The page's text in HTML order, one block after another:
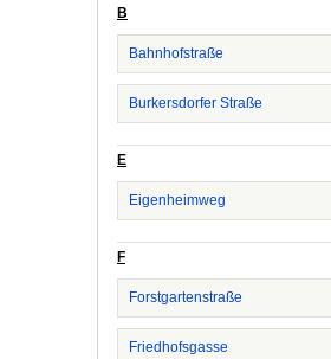
B
Bahnhofstraße
Burkersdorfer Straße
E
Eigenheimweg
F
Forstgartenstraße
Friedhofsgasse